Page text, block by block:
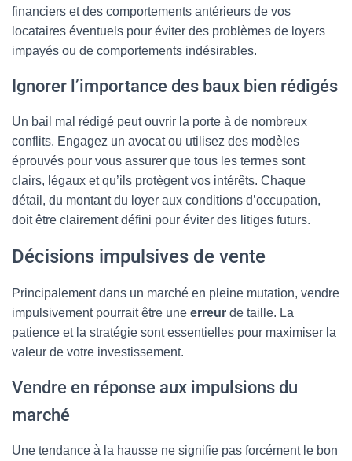
financiers et des comportements antérieurs de vos
locataires éventuels pour éviter des problèmes de loyers
impayés ou de comportements indésirables.
Ignorer l’importance des baux bien rédigés
Un bail mal rédigé peut ouvrir la porte à de nombreux
conflits. Engagez un avocat ou utilisez des modèles
éprouvés pour vous assurer que tous les termes sont
clairs, légaux et qu’ils protègent vos intérêts. Chaque
détail, du montant du loyer aux conditions d’occupation,
doit être clairement défini pour éviter des litiges futurs.
Décisions impulsives de vente
Principalement dans un marché en pleine mutation, vendre
impulsivement pourrait être une erreur de taille. La
patience et la stratégie sont essentielles pour maximiser la
valeur de votre investissement.
Vendre en réponse aux impulsions du
marché
Une tendance à la hausse ne signifie pas forcément le bon